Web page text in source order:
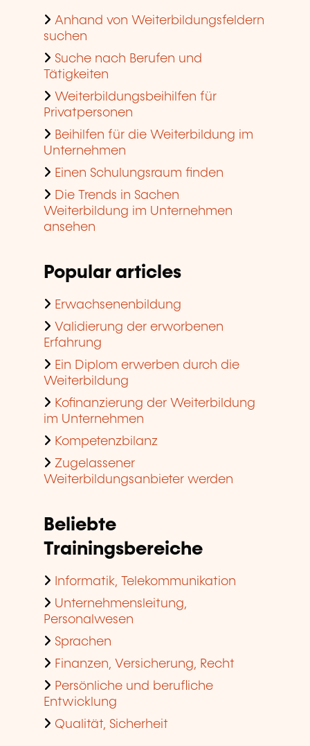
Anhand von Weiterbildungsfeldern
suchen
Suche nach Berufen und
Tätigkeiten
Weiterbildungsbeihilfen für
Privatpersonen
Beihilfen für die Weiterbildung im
Unternehmen
Einen Schulungsraum finden
Die Trends in Sachen
Weiterbildung im Unternehmen
ansehen
Popular articles
Erwachsenenbildung
Validierung der erworbenen
Erfahrung
Ein Diplom erwerben durch die
Weiterbildung
Kofinanzierung der Weiterbildung
im Unternehmen
Kompetenzbilanz
Zugelassener
Weiterbildungsanbieter werden
Beliebte
Trainingsbereiche
Informatik, Telekommunikation
Unternehmensleitung,
Personalwesen
Sprachen
Finanzen, Versicherung, Recht
Persönliche und berufliche
Entwicklung
Qualität, Sicherheit